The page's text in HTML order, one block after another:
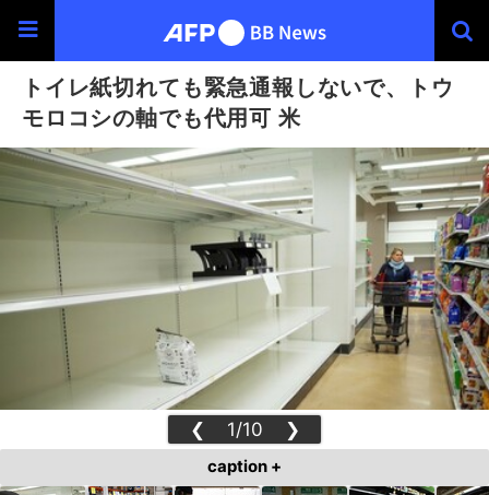
トイレ紙切れても緊急通報しないで、トウ
モロコシの軸でも代用可 米
❮ 1/10 ❯
caption +